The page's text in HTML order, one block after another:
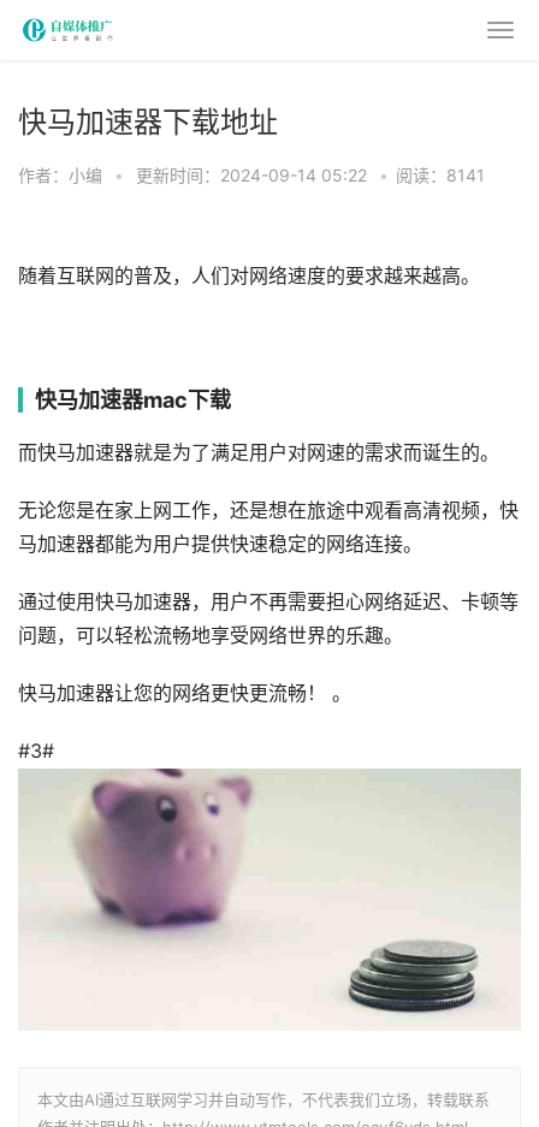
快马加速器下载地址
作者：小编 • 更新时间：2024-09-14 05:22 • 阅读：8141
随着互联网的普及，人们对网络速度的要求越来越高。
快马加速器mac下载
而快马加速器就是为了满足用户对网速的需求而诞生的。
无论您是在家上网工作，还是想在旅途中观看高清视频，快
马加速器都能为用户提供快速稳定的网络连接。
通过使用快马加速器，用户不再需要担心网络延迟、卡顿等
问题，可以轻松流畅地享受网络世界的乐趣。
快马加速器让您的网络更快更流畅！ 。
#3#
本文由AI通过互联网学习并自动写作，不代表我们立场，转载联系